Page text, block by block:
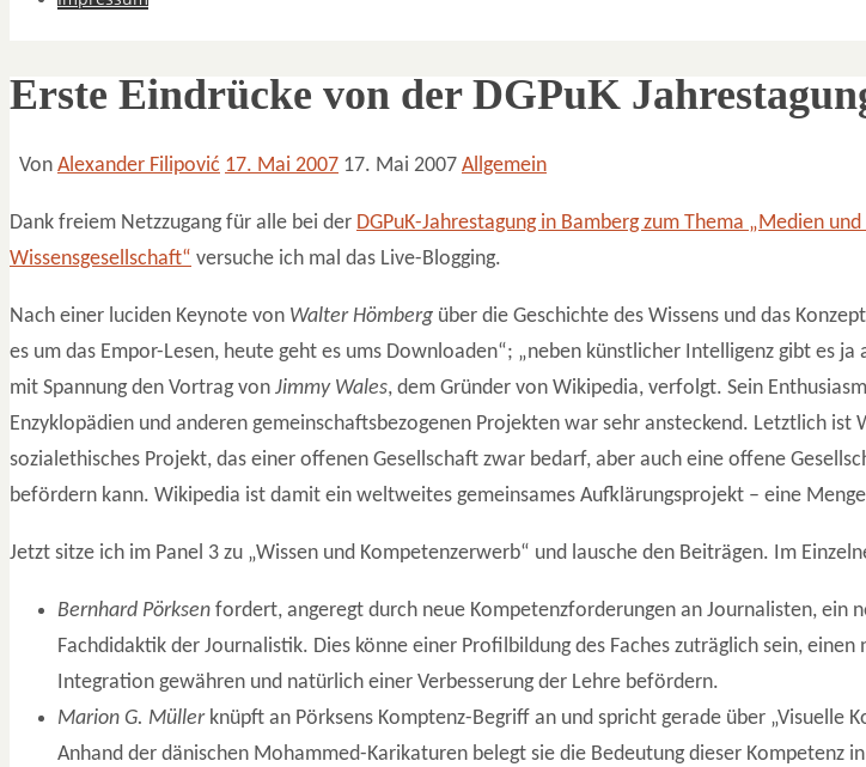
Erste Eindrücke von der DGPuK
Von Alexander Filipović 17. Mai 2007 17. Mai 2007 Allgemein
Dank freiem Netzzugang für alle bei der DGPuK-Jahrestagung in Bamberg zum Thema „Medien
Wissensgesellschaft“ versuche ich mal das Live-Blogging.
Nach einer luciden Keynote von Walter Hömberg über die Geschichte des Wissens und das
es um das Empor-Lesen, heute geht es ums Downloaden“; „neben künstlicher Intelligenz gibt es
mit Spannung den Vortrag von Jimmy Wales, dem Gründer von Wikipedia, verfolgt. Sein
Enzyklopädien und anderen gemeinschaftsbezogenen Projekten war sehr ansteckend. Letztlich ist
sozialethisches Projekt, das einer offenen Gesellschaft zwar bedarf, aber auch eine offene
befördern kann. Wikipedia ist damit ein weltweites gemeinsames Aufklärungsprojekt – eine
Jetzt sitze ich im Panel 3 zu „Wissen und Kompetenzerwerb“ und lausche den Beiträgen. Im
Bernhard Pörksen fordert, angeregt durch neue Kompetenzforderungen an Journalisten, ein
Fachdidaktik der Journalistik. Dies könne einer Profilbildung des Faches zuträglich sein, einen
Integration gewähren und natürlich einer Verbesserung der Lehre befördern.
Marion G. Müllerknüpft an Pörksens Komptenz-Begriff an und spricht gerade über „Visuelle
Anhand der dänischen Mohammed-Karikaturen belegt sie die Bedeutung dieser Kompetenz